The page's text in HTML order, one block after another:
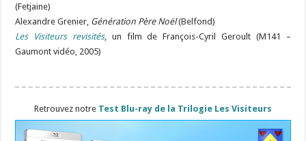
(Fetjaine)
Alexandre Grenier, Génération Père Noël(Belfond)
Les Visiteurs revisités, un film de François-Cyril Geroult (M141 –
Gaumont vidéo, 2005)
Retrouvez notre Test Blu-ray de la Trilogie Les Visiteurs